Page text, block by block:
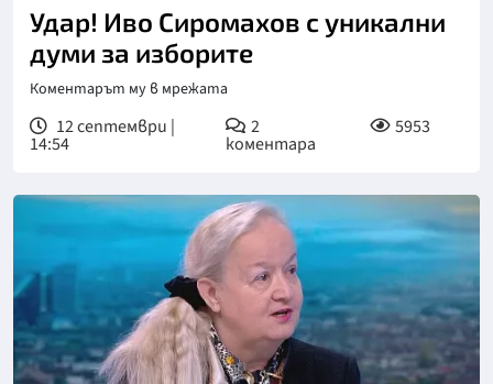
Удар! Иво Сиромахов с уникални
думи за изборите
Коментарът му в мрежата
12 септември |
14:54
2
коментара
5953